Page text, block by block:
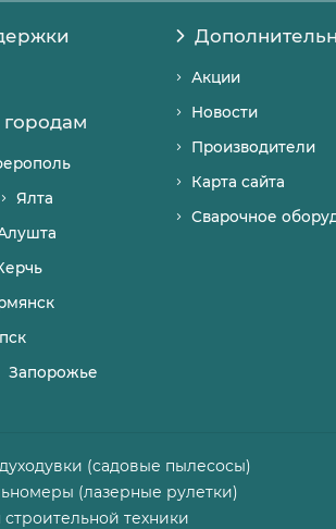
городам
Ялта
Запорожье
Акции
Новости
Производители
Карта сайта
Сварочное
(садовые пылесосы)
(лазерные рулетки)
строительной техники